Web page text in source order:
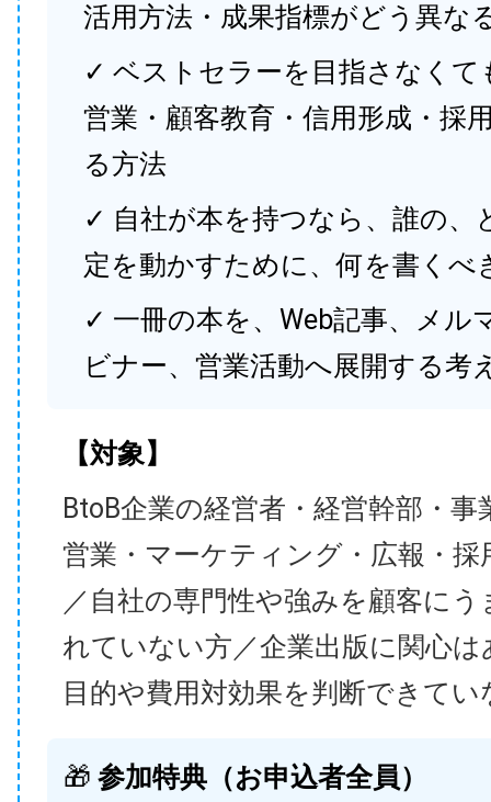
活用方法・成果指標がどう異な
✓ ベストセラーを目指さなくて
営業・顧客教育・信用形成・採
る方法
✓ 自社が本を持つなら、誰の、
定を動かすために、何を書くべ
✓ 一冊の本を、Web記事、メル
ビナー、営業活動へ展開する考
【対象】
BtoB企業の経営者・経営幹部・事
営業・マーケティング・広報・採
／自社の専門性や強みを顧客に
れていない方／企業出版に関心
目的や費用対効果を判断できてい
🎁 参加特典（お申込者全員）